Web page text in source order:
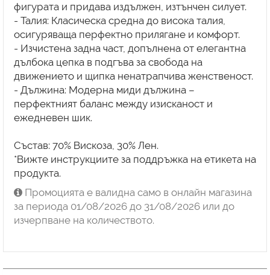
фигурата и придава издължен, изтънчен силует.
- Талия: Класическа средна до висока талия,
осигуряваща перфектно прилягане и комфорт.
- Изчистена задна част, допълнена от елегантна
дълбока цепка в подгъва за свобода на
движението и щипка ненатрапчива женственост.
- Дължина: Модерна миди дължина –
перфектният баланс между изисканост и
ежедневен шик.
Състав: 70% Вискоза, 30% Лен.
*Вижте инструкциите за поддръжка на етикета на
продукта.
Промоцията е валидна само в онлайн магазина
за периода 01/08/2026 до 31/08/2026 или до
изчерпване на количеството.